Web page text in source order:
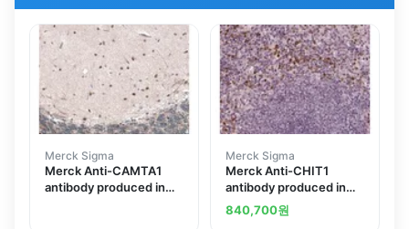
Merck Sigma
Merck Anti-CAMTA1
antibody produced in
Merck Sigma
Merck Anti-CHIT1
antibody produced in
rabbit
840,700원